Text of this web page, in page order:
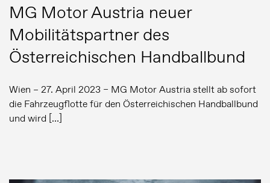
MG Motor Austria neuer
Mobilitätspartner des
Österreichischen Handballbund
Wien – 27. April 2023 – MG Motor Austria stellt ab sofort
die Fahrzeugflotte für den Österreichischen Handballbund
und wird […]